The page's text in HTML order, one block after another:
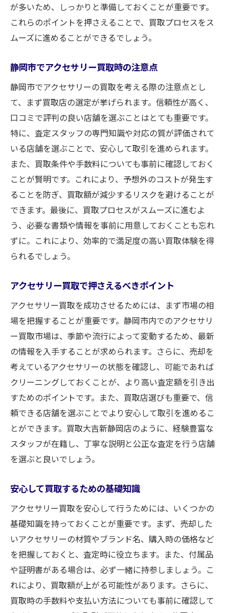
が多いため、しっかりと準備しておくことが重要です。
これらのポイントを押さえることで、買取プロセスをス
ムーズに進めることができるでしょう。
静岡市でアクセサリー買取時の注意点
静岡市でアクセサリーの買取を考える際の注意点とし
て、まず買取店の選定が挙げられます。信頼性が高く、
口コミで評判の良い店舗を選ぶことはとても重要です。
特に、査定スタッフの専門知識や対応の質が評価されて
いる店舗を選ぶことで、安心して取引を進められます。
また、買取条件や手数料についても事前に確認しておく
ことが賢明です。これにより、予想外のコストが発生す
ることを防ぎ、買取額が減少するリスクを避けることが
できます。最後に、買取プロセスがスムーズに進むよ
う、必要な書類や情報を事前に用意しておくことも忘れ
ずに。これにより、効率的で満足度の高い買取体験を得
られるでしょう。
アクセサリー買取で押さえるべきポイント
アクセサリー買取を成功させるためには、まず市場の相
場を把握することが重要です。静岡市内でのアクセサリ
ー買取市場は、季節や流行によって変動するため、最新
の情報を入手することが求められます。さらに、売却を
考えているアクセサリーの状態を確認し、可能であれば
クリーニングしておくことが、より高い査定額を引き出
すためのポイントです。また、買取店選びも重要で、信
頼できる店舗を選ぶことでより安心して取引を進めるこ
とができます。買取大吉新静岡店のように、経験豊富な
スタッフが在籍し、丁寧な説明と公正な査定を行う店舗
を選ぶと良いでしょう。
安心して買取するための基礎知識
アクセサリー買取を安心して行うためには、いくつかの
基礎知識を持っておくことが重要です。まず、売却した
いアクセサリーの材質やブランド名、購入時の価格など
を把握しておくと、査定時に役立ちます。また、付属品
や証明書がある場合は、必ず一緒に持参しましょう。こ
れにより、買取額が上がる可能性があります。さらに、
買取時の手数料や支払い方法についても事前に確認して